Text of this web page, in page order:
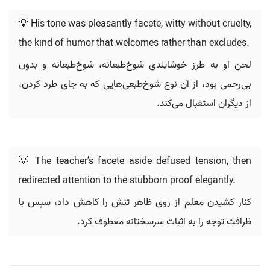
💡 His tone was pleasantly facete, witty without cruelty,
the kind of humor that welcomes rather than excludes.
لحن او به طرز خوشایندی شوخ‌طبعانه، شوخ‌طبعانه و بدون
بی‌رحمی بود، از آن نوع شوخ‌طبعی‌هایی که به جای طرد کردن،
از دیگران استقبال می‌کند.
💡 The teacher’s facete aside defused tension, then
redirected attention to the stubborn proof elegantly.
کنار کشیدن معلم از روی ظاهر تنش را کاهش داد، سپس با
ظرافت توجه را به اثبات سرسختانه معطوف کرد.